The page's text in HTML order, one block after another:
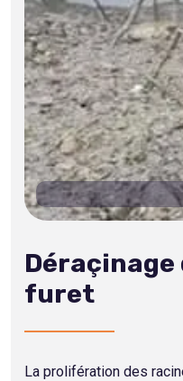
furet
La prolifération des